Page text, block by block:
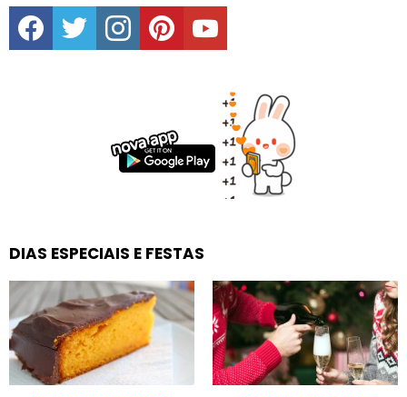
facebooktwitter instagrampinterestyoutube
DIAS ESPECIAIS E FESTAS